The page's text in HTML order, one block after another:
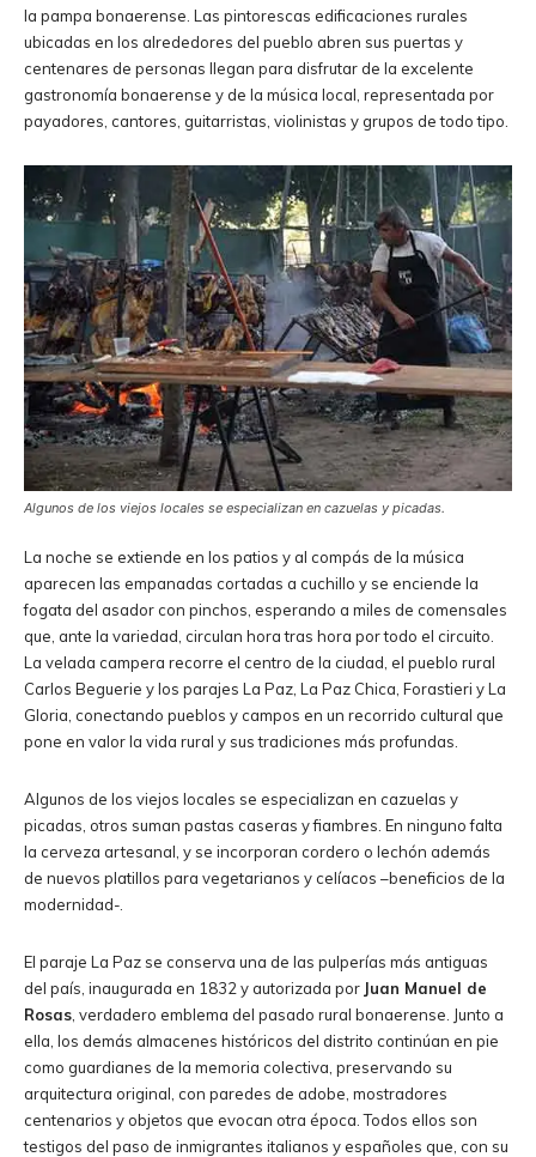
la pampa bonaerense. Las pintorescas edificaciones rurales
ubicadas en los alrededores del pueblo abren sus puertas y
centenares de personas llegan para disfrutar de la excelente
gastronomía bonaerense y de la música local, representada por
payadores, cantores, guitarristas, violinistas y grupos de todo tipo.
Algunos de los viejos locales se especializan en cazuelas y picadas.
La noche se extiende en los patios y al compás de la música
aparecen las empanadas cortadas a cuchillo y se enciende la
fogata del asador con pinchos, esperando a miles de comensales
que, ante la variedad, circulan hora tras hora por todo el circuito.
La velada campera recorre el centro de la ciudad, el pueblo rural
Carlos Beguerie y los parajes La Paz, La Paz Chica, Forastieri y La
Gloria, conectando pueblos y campos en un recorrido cultural que
pone en valor la vida rural y sus tradiciones más profundas.
Algunos de los viejos locales se especializan en cazuelas y
picadas, otros suman pastas caseras y fiambres. En ninguno falta
la cerveza artesanal, y se incorporan cordero o lechón además
de nuevos platillos para vegetarianos y celíacos –beneficios de la
modernidad-.
El paraje La Paz se conserva una de las pulperías más antiguas
del país, inaugurada en 1832 y autorizada por Juan Manuel de
Rosas , verdadero emblema del pasado rural bonaerense. Junto a
ella, los demás almacenes históricos del distrito continúan en pie
como guardianes de la memoria colectiva, preservando su
arquitectura original, con paredes de adobe, mostradores
centenarios y objetos que evocan otra época. Todos ellos son
testigos del paso de inmigrantes italianos y españoles que, con su